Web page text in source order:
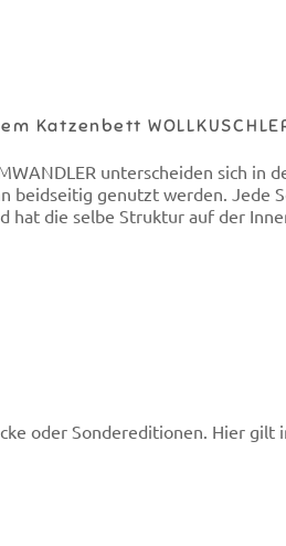
Katzenbett
unterscheiden sich
beidseitig genutzt werden.
hat die selbe Struktur auf der
oder Sondereditionen. Hier gilt